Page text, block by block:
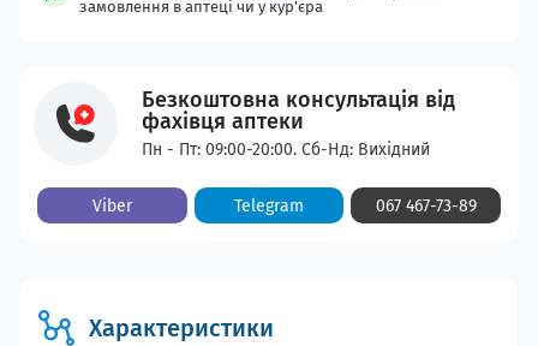
замовлення в аптеці чи у кур’єра
Безкоштовна консультація від
фахівця аптеки
Пн - Пт: 09:00-20:00. Сб-Нд: Вихідний
Viber Telegram 067 467-73-89
Характеристики